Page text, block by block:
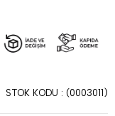
STOK KODU (0003011)